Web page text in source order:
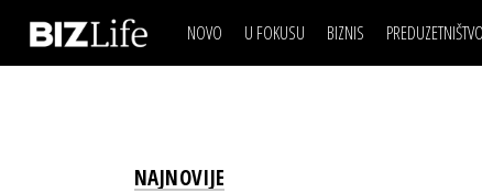
NOVO U FOKUSU BIZNIS PREDUZETNIŠTVO
IZJAVA DANABIZNIS SCENA
BREND I
NAJNOVIJE